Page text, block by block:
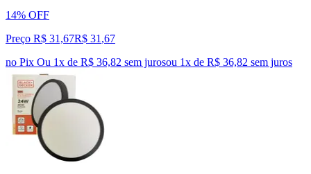
14% OFF
Preço R$ 31,67R$ 31 ,67
no Pix Ou 1x de R$ 36,82 sem jurosou 1x de R$ 36,82 sem juros